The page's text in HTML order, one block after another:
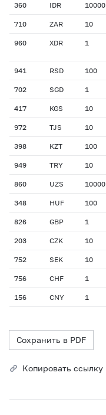
360 IDR 10000
710 ZAR 10
960 XDR 1
941 RSD 100
702 SGD 1
417 KGS 10
972 TJS 10
398 KZT 100
949 TRY 10
860 UZS 10000
348 HUF 100
826 GBP 1
203 CZK 10
752 SEK 10
756 CHF 1
156 CNY 1
Сохранить в PDF
Копировать ссылку